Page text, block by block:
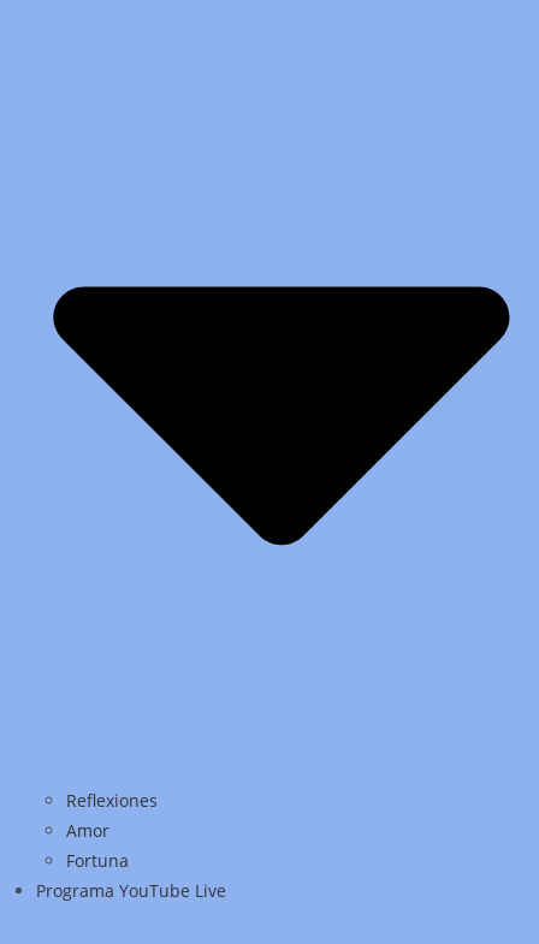
Reflexiones
Amor
Fortuna
Programa YouTube Live